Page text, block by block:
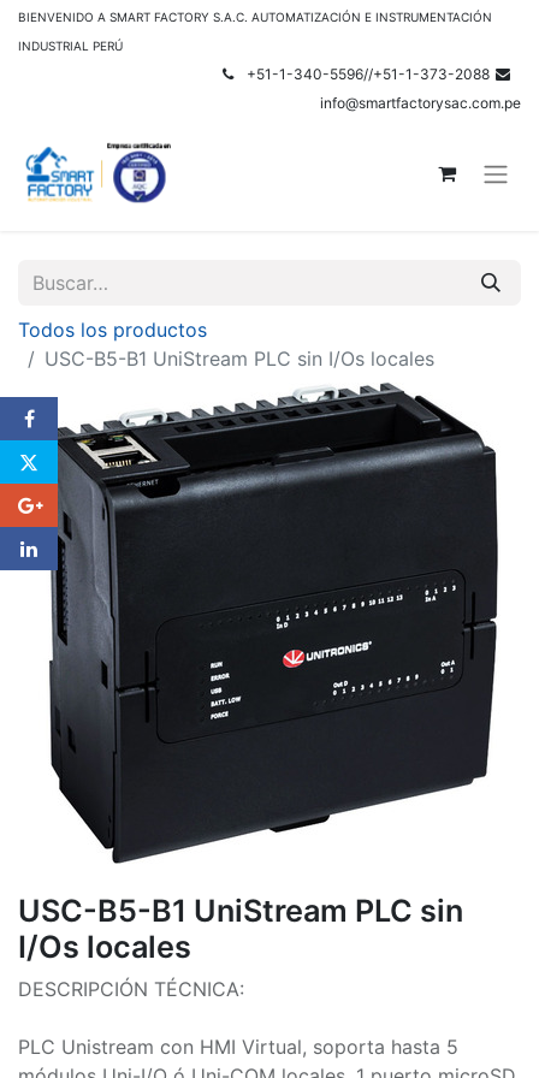
BIENVENIDO A SMART FACTORY S.A.C. AUTOMATIZACIÓN E INSTRUMENTACIÓN
INDUSTRIAL PERÚ
+51-1-340-5596//+51-1-373-2088
info@smartfactorysac.com.pe
Todos los productos
USC-B5-B1 UniStream PLC sin I/Os locales
USC-B5-B1 UniStream PLC sin
I/Os locales
DESCRIPCIÓN TÉCNICA:
PLC Unistream con HMI Virtual, soporta hasta 5